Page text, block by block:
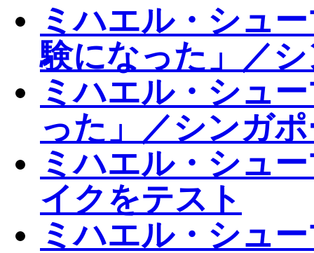
ミハエル・シュ
験になった」／
ミハエル・シュ
った」／シンガ
ミハエル・シュ
イクをテスト
ミハエル・シュ